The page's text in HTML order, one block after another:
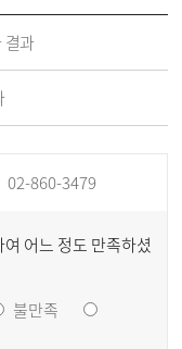
결과
02-860-3479
어느 정도 만족하셨
불만족